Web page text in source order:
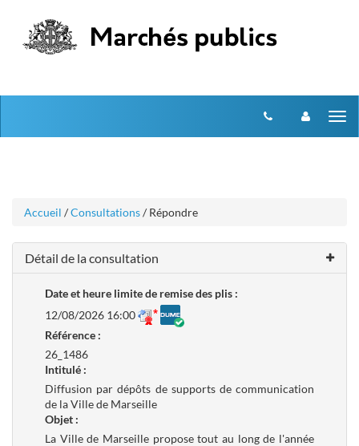
contenu
Accueil /Consultations/ Répondre
Détail de la consultation
Date et heure limite de remise des plis :
12/08/2026 16:00
Référence :
26_1486
Intitulé :
Diffusion par dépôts de supports de communication
de la Ville de Marseille
Objet :
La Ville de Marseille propose tout au long de l'année